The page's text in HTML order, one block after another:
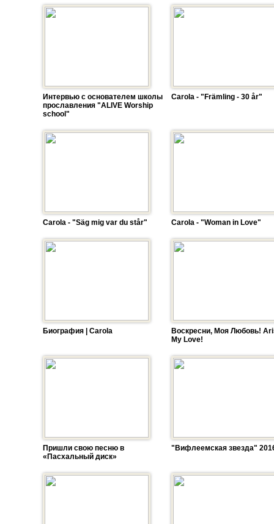
Интервью с основателем школы
прославления "ALIVE Worship
school"
Carola - "Främling - 30 år"
Carola - "Säg mig var du står" Carola - "Woman in Love"
Биография | Carola
Воскресни, Моя Любовь!
My Love!
Пришли свою песню в
«Пасхальный диск»
"Вифлеемская звезда"